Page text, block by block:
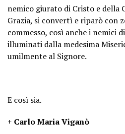
nemico giurato di Cristo e della
Grazia, si convertì e riparò con
commesso, così anche i nemici
illuminati dalla medesima
umilmente al Signore.
E così sia.
+ Carlo Maria Viganò